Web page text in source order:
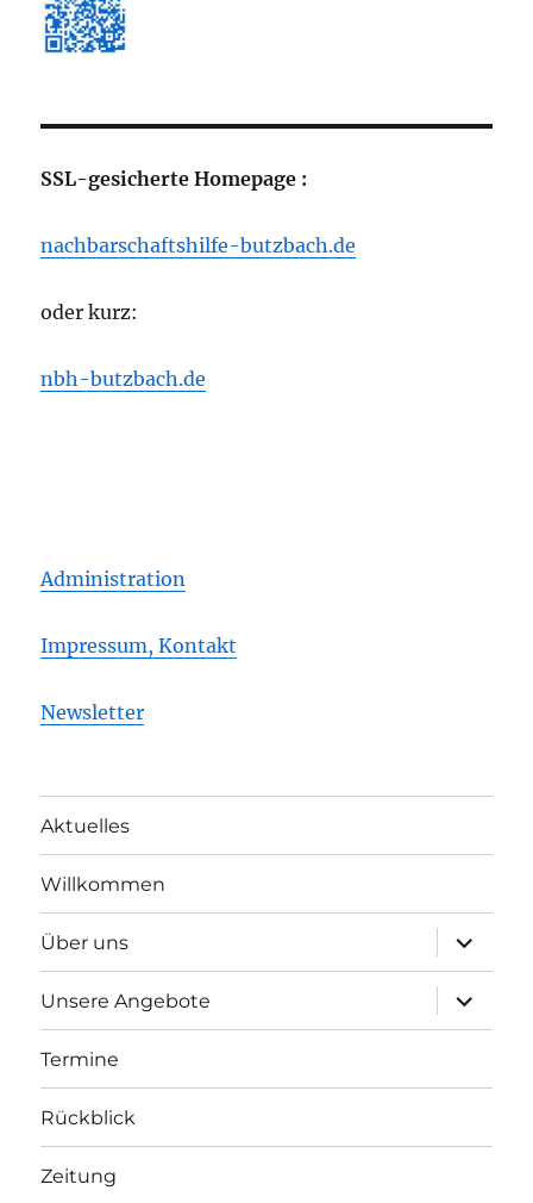
SSL-gesicherte Homepage :
nachbarschaftshilfe-butzbach.de
oder kurz:
nbh-butzbach.de
Administration
Impressum, Kontakt
Newsletter
Aktuelles
Willkommen
Über uns
öffnen
Unsere Angebote
öffnen
Termine
Rückblick
Zeitung